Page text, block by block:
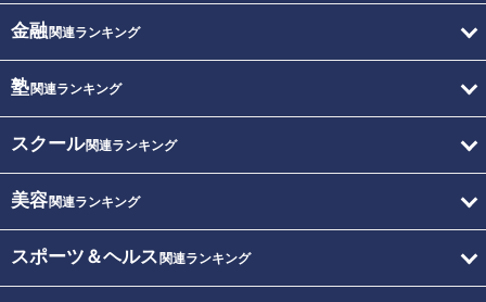
金融関連ランキング
塾関連ランキング
スクール関連ランキング
美容関連ランキング
スポーツ＆ヘルス 関連ランキング